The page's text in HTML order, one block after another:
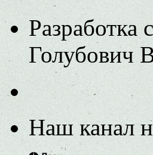
Разработка
Голубович
Наш канал